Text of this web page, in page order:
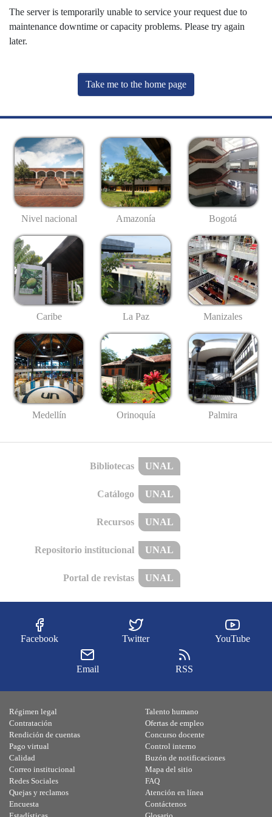
The server is temporarily unable to service your request due to
maintenance downtime or capacity problems. Please try again
later.
Take me to the home page
Nivel nacional Amazonía Bogotá
Caribe La Paz Manizales
Medellín Orinoquía Palmira
Bibliotecas UNAL
Catálogo UNAL
Recursos UNAL
Repositorio institucional UNAL
Portal de revistas UNAL
Facebook Twitter YouTube
Email RSS
Régimen legal
Contratación
Rendición de cuentas
Pago virtual
Calidad
Talento humano
Ofertas de empleo
Concurso docente
Control interno
Buzón de notificaciones
Correo institucional
Redes Sociales
Quejas y reclamos
Encuesta
Mapa del sitio
FAQ
Atención en línea
Contáctenos